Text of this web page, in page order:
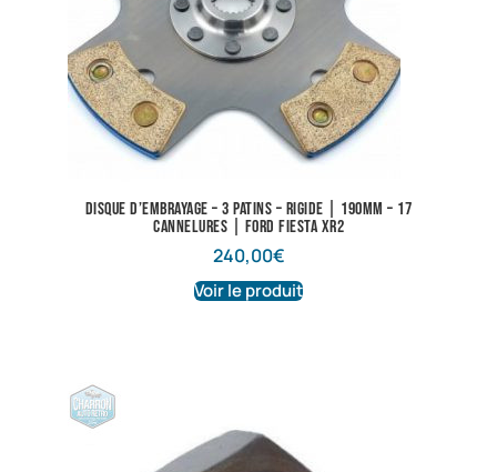
Disque d’embrayage – 3 patins – Rigide | 190mm – 17
cannelures | Ford Fiesta XR2
240,00€
Voir le produit